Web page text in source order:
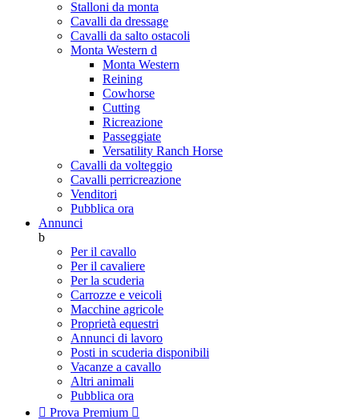
Stalloni da monta
Cavalli da dressage
Cavalli da salto ostacoli
Monta Western d
Monta Western
Reining
Cowhorse
Cutting
Ricreazione
Passeggiate
Versatility Ranch Horse
Cavalli da volteggio
Cavalli perricreazione
Venditori
Pubblica ora
Annunci
b
Per il cavallo
Per il cavaliere
Per la scuderia
Carrozze e veicoli
Macchine agricole
Proprietà equestri
Annunci di lavoro
Posti in scuderia disponibili
Vacanze a cavallo
Altri animali
Pubblica ora
 Prova Premium 